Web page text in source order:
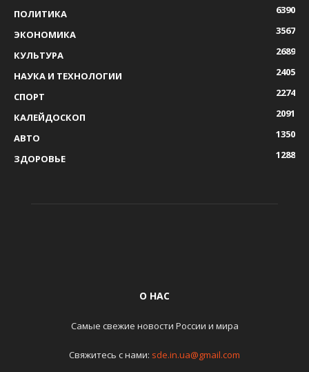
ПОЛИТИКА
6390
ЭКОНОМИКА
3567
КУЛЬТУРА
2689
НАУКА И ТЕХНОЛОГИИ
2405
СПОРТ
2274
КАЛЕЙДОСКОП
2091
АВТО
1350
ЗДОРОВЬЕ
1288
О НАС
Самые свежие новости России и мира
Свяжитесь с нами: sde.in.ua@gmail.com